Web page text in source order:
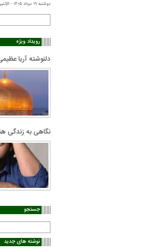
دوشنبه ۱۹ مرداد ۱۴۰۵ - الإثنين ۲۵ صفر ۱۴۴۸
رویداد ویژه
دلنوشته آریا
نگاهی به زندگی
جستجو
نوشته های جدید